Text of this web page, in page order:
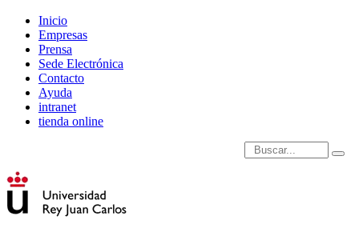
Inicio
Empresas
Prensa
Sede Electrónica
Contacto
Ayuda
intranet
tienda online
Introduce términos de